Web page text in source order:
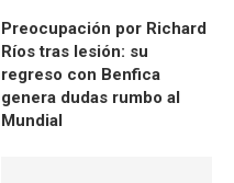
Preocupación por Richard
Ríos tras lesión: su
regreso con Benfica
genera dudas rumbo al
Mundial